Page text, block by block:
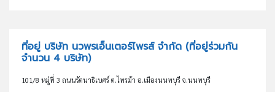
ที่อยู่ บริษัท นวพรเอ็นเตอร์ไพรส์ จำกัด (ที่อยู่ร่วมกัน
จำนวน 4 บริษัท)
101/8 หมู่ที่ 3 ถนนรัตนาธิเบศร์ ต.ไทรม้า อ.เมืองนนทบุรี จ.นนทบุรี